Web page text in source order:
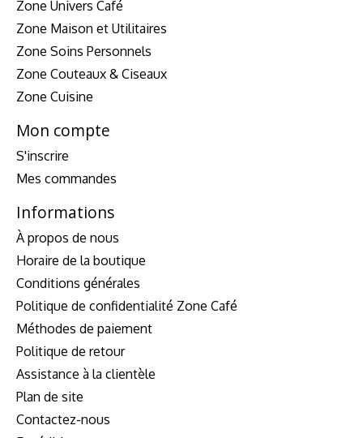
Zone Univers Café
Zone Maison et Utilitaires
Zone Soins Personnels
Zone Couteaux & Ciseaux
Zone Cuisine
Mon compte
S'inscrire
Mes commandes
Informations
À propos de nous
Horaire de la boutique
Conditions générales
Politique de confidentialité Zone Café
Méthodes de paiement
Politique de retour
Assistance à la clientèle
Plan de site
Contactez-nous